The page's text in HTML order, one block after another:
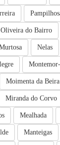
Oliveira do Bairro
Nelas
Moimenta da Beira
Miranda do Corvo
Mealhada
Manteigas